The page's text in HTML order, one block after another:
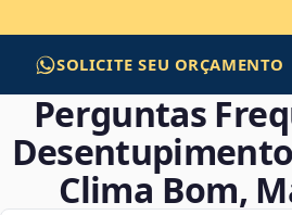
SOLICITE SEU ORÇAMENTO
Perguntas
Clima Bom,